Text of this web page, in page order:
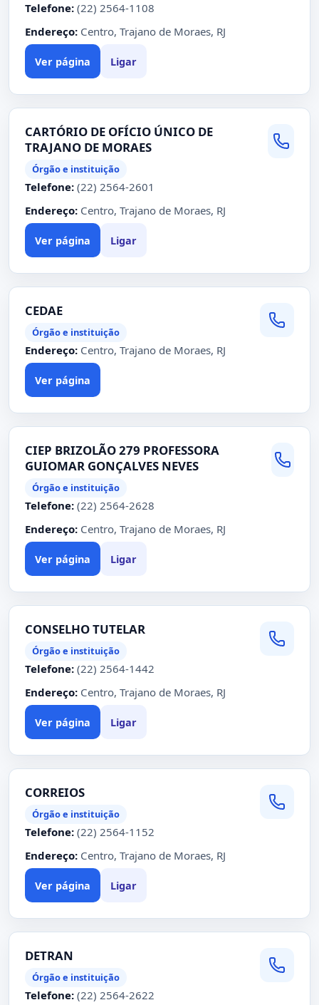
Telefone: (22) 2564-1108
Endereço: Centro, Trajano de Moraes, RJ
Ver página Ligar
CARTÓRIO DE OFÍCIO ÚNICO DE
TRAJANO DE MORAES
Órgão e instituição
Telefone: (22) 2564-2601
Endereço: Centro, Trajano de Moraes, RJ
Ver página Ligar
CEDAE
Órgão e instituição
Endereço: Centro, Trajano de Moraes, RJ
Ver página
CIEP BRIZOLÃO 279 PROFESSORA
GUIOMAR GONÇALVES NEVES
Órgão e instituição
Telefone: (22) 2564-2628
Endereço: Centro, Trajano de Moraes, RJ
Ver página Ligar
CONSELHO TUTELAR
Órgão e instituição
Telefone: (22) 2564-1442
Endereço: Centro, Trajano de Moraes, RJ
Ver página Ligar
CORREIOS
Órgão e instituição
Telefone: (22) 2564-1152
Endereço: Centro, Trajano de Moraes, RJ
Ver página Ligar
DETRAN
Órgão e instituição
Telefone: (22) 2564-2622